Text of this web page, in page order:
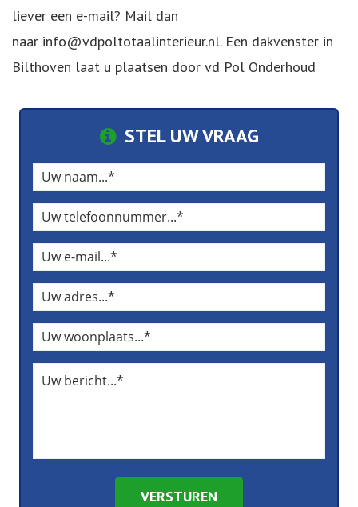
liever een e-mail? Mail dan
naar info@vdpoltotaalinterieur.nl. Een dakvenster in
Bilthoven laat u plaatsen door vd Pol Onderhoud
STEL UW VRAAG
VERSTUREN